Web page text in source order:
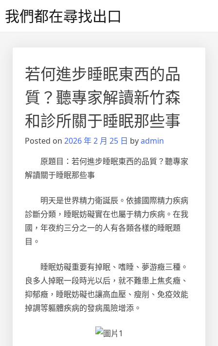
to我們都在尋找出口
若何進步睡眠東西的品
質？聽專家解讀新竹森
和診所關于睡眠那些事
Posted on 2026 年 2 月 25 日 byadmin
原題目：若何進步睡眠東西的品質？聽專家
解讀關于睡眠那些事
明天是世界精力衛誕辰。依據國際精力疾病
診斷分類，睡眠妨礙實在也屬于精力疾病。在我
國，年夜約三分之一的人有各類各樣的睡眠題
目。
睡眠妨礙重要有掉眠、嗜睡、夢游癥三種。
良多人掉眠一段時光以后，就不難患上焦炙癥、
抑郁癥，睡眠妨礙也讓高血壓、瘦削、免疫效能
掉調等軀體疾病的發病風險增添。